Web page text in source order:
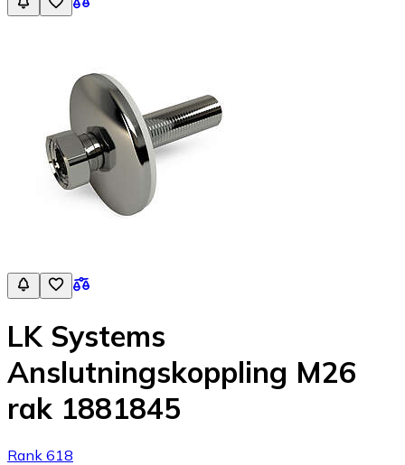
LK Systems
Anslutningskoppling M26
rak 1881845
Rank 618